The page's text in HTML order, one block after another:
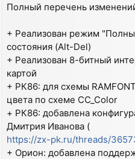
Полный перечень
+ Реализован режим
состояния (Alt-Del)
+ Реализован 8-битный
картой
+ РК86: для схемы
цвета по схеме CC_Color
+ РК86: добавлена
Дмитрия Иванова (
https://zx-pk.ru/threads/
+ Орион: добавлена